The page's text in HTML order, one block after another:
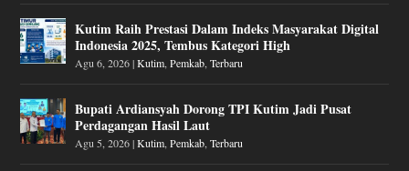
Kutim Raih Prestasi Dalam Indeks Masyarakat Digital
Indonesia 2025, Tembus Kategori High
Agu 6, 2026|Kutim ,Pemkab ,Terbaru
Bupati Ardiansyah Dorong TPI Kutim Jadi Pusat
Perdagangan Hasil Laut
Agu 5, 2026|Kutim ,Pemkab ,Terbaru